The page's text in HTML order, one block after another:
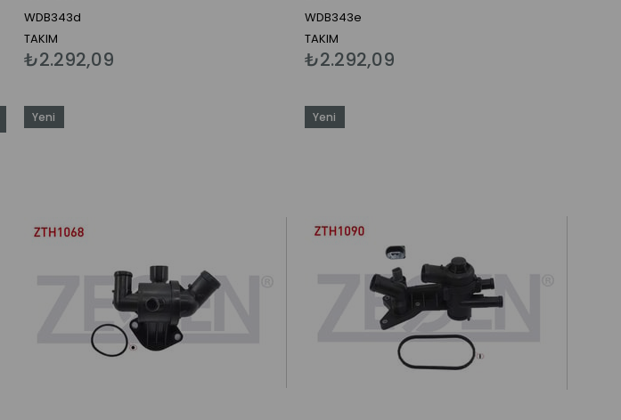
WDB343d
TAKIM
₺2.292,09
WDB343e
TAKIM
₺2.292,09
Yeni
Yeni